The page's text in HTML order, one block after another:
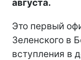
августа.
Это первый
Зеленского в
вступления в